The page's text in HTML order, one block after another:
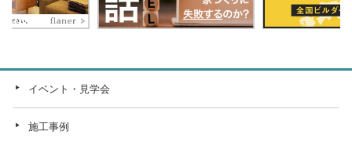
イベント・見学会
施工事例